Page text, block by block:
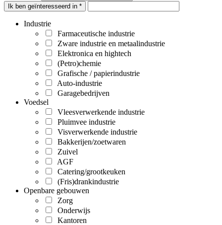
Ik ben geïnteresseerd in *
Industrie
Farmaceutische industrie
Zware industrie en metaalindustrie
Elektronica en hightech
(Petro)chemie
Grafische / papierindustrie
Auto-industrie
Garagebedrijven
Voedsel
Vleesverwerkende industrie
Pluimvee industrie
Visverwerkende industrie
Bakkerijen/zoetwaren
Zuivel
AGF
Catering/grootkeuken
(Fris)drankindustrie
Openbare gebouwen
Zorg
Onderwijs
Kantoren